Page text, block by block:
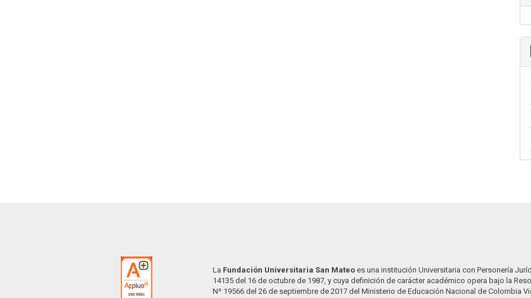
La Fundación Universitaria San Mateo es una institución Universitaria con Personería
14135 del 16 de octubre de 1987, y cuya definición de carácter académico opera bajo la
Nº 19566 del 26 de septiembre de 2017 del Ministerio de Educación Nacional de Colombia